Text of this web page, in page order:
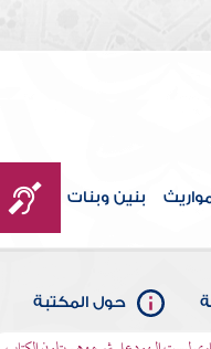
بنين وبنات
حول المكتبة